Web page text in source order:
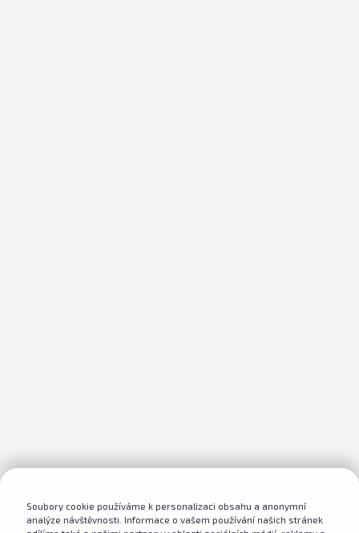
Soubory cookie používáme k personalizaci obsahu a anonymní
analýze návštěvnosti. Informace o vašem používání našich stránek